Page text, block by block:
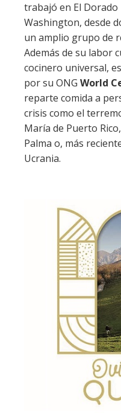
trabajó en El
Washington, desde
un amplio grupo de
Además de su labor
cocinero universal,
por su ONG World
reparte comida a
crisis como el
María de Puerto
Palma o, más
Ucrania.